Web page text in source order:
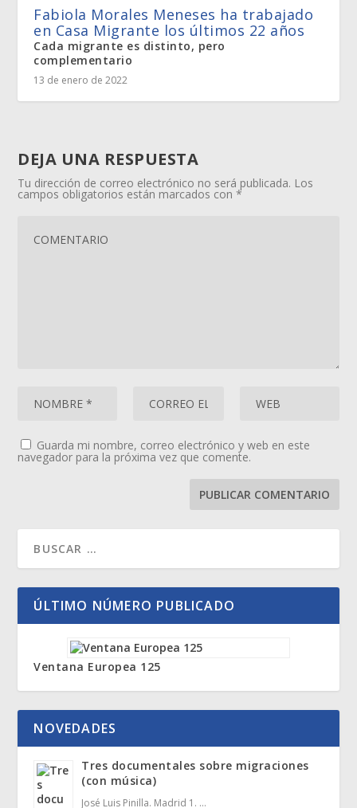
Fabiola Morales Meneses ha trabajado
en Casa Migrante los últimos 22 años
Cada migrante es distinto, pero
complementario
13 de enero de 2022
DEJA UNA RESPUESTA
Tu dirección de correo electrónico no será publicada. Los
campos obligatorios están marcados con*
Guarda mi nombre, correo electrónico y web en este
navegador para la próxima vez que comente.
ÚLTIMO NÚMERO PUBLICADO
Ventana Europea 125
NOVEDADES
Tres documentales sobre migraciones
(con música)
José Luis Pinilla. Madrid 1. …